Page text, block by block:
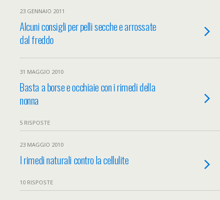
23 GENNAIO 2011
Alcuni consigli per pelli secche e arrossate
dal freddo
31 MAGGIO 2010
Basta a borse e occhiaie con i rimedi della
nonna
5 RISPOSTE
23 MAGGIO 2010
I rimedi naturali contro la cellulite
10 RISPOSTE